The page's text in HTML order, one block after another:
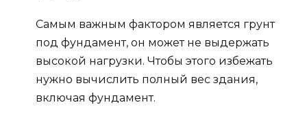
Самым важным фактором является грунт
под фундамент, он может не выдержать
высокой нагрузки. Чтобы этого избежать
нужно вычислить полный вес здания,
включая фундамент.